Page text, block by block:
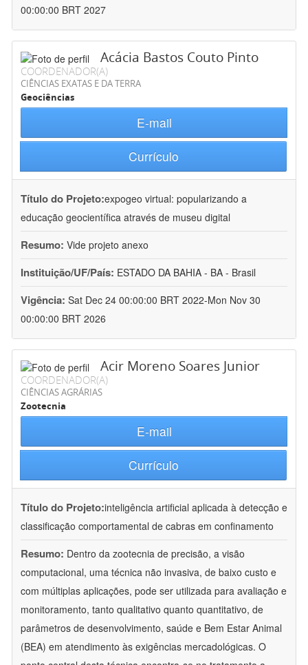
00:00:00 BRT 2027
Acácia Bastos Couto Pinto
COORDENADOR(A)
CIÊNCIAS EXATAS E DA TERRA
Geociências
E-mail
Currículo
Título do Projeto:expogeo virtual: popularizando a
educação geocientífica através de museu digital
Resumo: Vide projeto anexo
Instituição/UF/País: ESTADO DA BAHIA - BA - Brasil
Vigência: Sat Dec 24 00:00:00 BRT 2022-Mon Nov 30
00:00:00 BRT 2026
Acir Moreno Soares Junior
COORDENADOR(A)
CIÊNCIAS AGRÁRIAS
Zootecnia
E-mail
Currículo
Título do Projeto:inteligência artificial aplicada à detecção e
classificação comportamental de cabras em confinamento
Resumo: Dentro da zootecnia de precisão, a visão
computacional, uma técnica não invasiva, de baixo custo e
com múltiplas aplicações, pode ser utilizada para avaliação e
monitoramento, tanto qualitativo quanto quantitativo, de
parâmetros de desenvolvimento, saúde e Bem Estar Animal
(BEA) em atendimento às exigências mercadológicas. O